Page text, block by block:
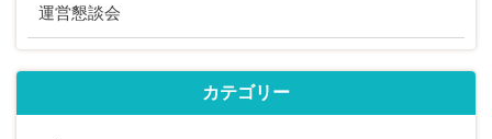
運営懇談会
カテゴリー